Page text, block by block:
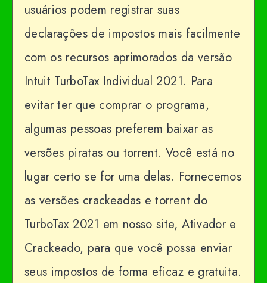
usuários podem registrar suas
declarações de impostos mais facilmente
com os recursos aprimorados da versão
Intuit TurboTax Individual 2021. Para
evitar ter que comprar o programa,
algumas pessoas preferem baixar as
versões piratas ou torrent. Você está no
lugar certo se for uma delas. Fornecemos
as versões crackeadas e torrent do
TurboTax 2021 em nosso site, Ativador e
Crackeado, para que você possa enviar
seus impostos de forma eficaz e gratuita.